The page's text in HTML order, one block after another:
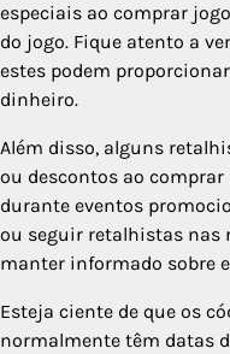
especiais ao comprar
do jogo. Fique atento a
estes podem
dinheiro.
Além disso, alguns
ou descontos ao
durante eventos
ou seguir retalhistas nas
manter informado sobre
Esteja ciente de que os
normalmente têm datas